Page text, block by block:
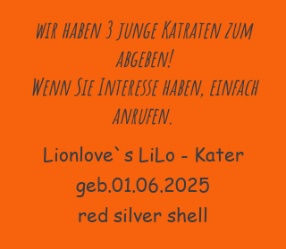
wir haben 3 junge Katraten zum
abgeben!
Wenn Sie Interesse haben, einfach
anrufen.
Lionlove`s LiLo - Kater
geb.01.06.2025
red silver shell